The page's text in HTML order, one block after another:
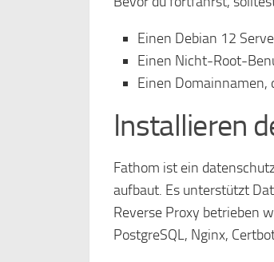
Einen Debian 12
Einen Nicht-Root-
Einen Domainnamen,
Installieren
Fathom ist ein
aufbaut. Es unterstützt
Reverse Proxy betrieben
PostgreSQL, Nginx,